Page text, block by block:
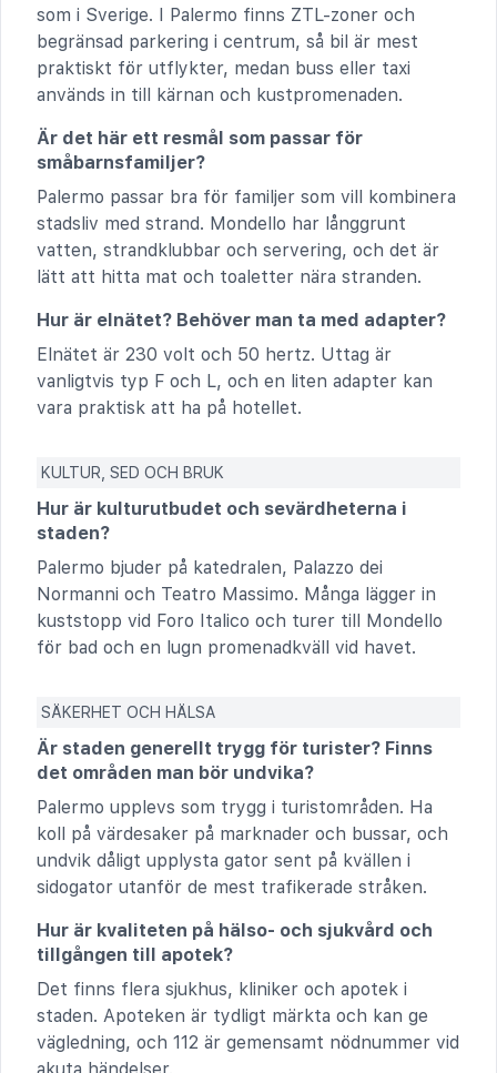
som i Sverige. I Palermo finns ZTL-zoner och
begränsad parkering i centrum, så bil är mest
praktiskt för utflykter, medan buss eller taxi
används in till kärnan och kustpromenaden.
Är det här ett resmål som passar för
småbarnsfamiljer?
Palermo passar bra för familjer som vill kombinera
stadsliv med strand. Mondello har långgrunt
vatten, strandklubbar och servering, och det är
lätt att hitta mat och toaletter nära stranden.
Hur är elnätet? Behöver man ta med adapter?
Elnätet är 230 volt och 50 hertz. Uttag är
vanligtvis typ F och L, och en liten adapter kan
vara praktisk att ha på hotellet.
KULTUR, SED OCH BRUK
Hur är kulturutbudet och sevärdheterna i
staden?
Palermo bjuder på katedralen, Palazzo dei
Normanni och Teatro Massimo. Många lägger in
kuststopp vid Foro Italico och turer till Mondello
för bad och en lugn promenadkväll vid havet.
SÄKERHET OCH HÄLSA
Är staden generellt trygg för turister? Finns
det områden man bör undvika?
Palermo upplevs som trygg i turistområden. Ha
koll på värdesaker på marknader och bussar, och
undvik dåligt upplysta gator sent på kvällen i
sidogator utanför de mest trafikerade stråken.
Hur är kvaliteten på hälso- och sjukvård och
tillgången till apotek?
Det finns flera sjukhus, kliniker och apotek i
staden. Apoteken är tydligt märkta och kan ge
vägledning, och 112 är gemensamt nödnummer vid
akuta händelser.